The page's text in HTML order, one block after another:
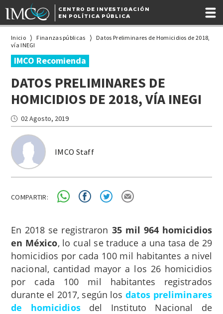
CENTRO DE INVESTIGACIÓN
EN POLÍTICA PÚBLICA
Inicio Finanzas públicas
Datos Preliminares de Homicidios de 2018,
vía INEGI
IMCO Recomienda
DATOS PRELIMINARES DE
HOMICIDIOS DE 2018, VÍA INEGI
IMCO Staff
02 Agosto, 2019
COMPARTIR:
En 2018 se registraron 35 mil 964 homicidios
en México, lo cual se traduce a una tasa de 29
homicidios por cada 100 mil habitantes a nivel
nacional, cantidad mayor a los 26 homicidios
por cada 100 mil habitantes registrados
durante el 2017, según los datos preliminares
de homicidiosdel Instituto Nacional de